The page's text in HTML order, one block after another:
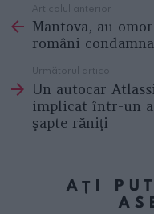
more
Articolul anterior
Mantova, au
români
Următorul articol
Un autocar
implicat într-un
şapte răniţi
AȚI